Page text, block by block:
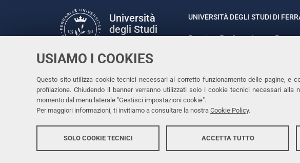
USIAMO I COOKIES
Questo sito utilizza cookie tecnici necessari al corretto funzionamento delle pagine, e
profilazione. Chiudendo il banner verranno utilizzati solo i cookie tecnici necessari
momento dal menu laterale "Gestisci impostazioni cookie".
Per maggiori informazioni, ti invitiamo a consultare la nostra Cookie Policy.
SOLO COOKIE TECNICI ACCETTA TUTTO
Università
degli Studi
Facebook
LinkedinInstagram
Youtube
UNIVERSITÀ DEGLI STUDI DI
Rettrice: Prof.ssa Laura